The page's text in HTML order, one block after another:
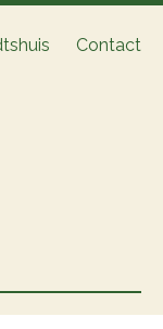
Contact